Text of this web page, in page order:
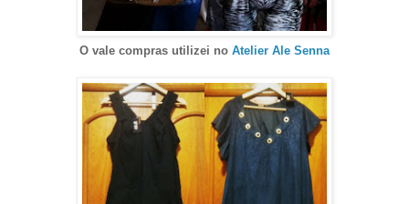
O vale compras utilizei no Atelier Ale Senna